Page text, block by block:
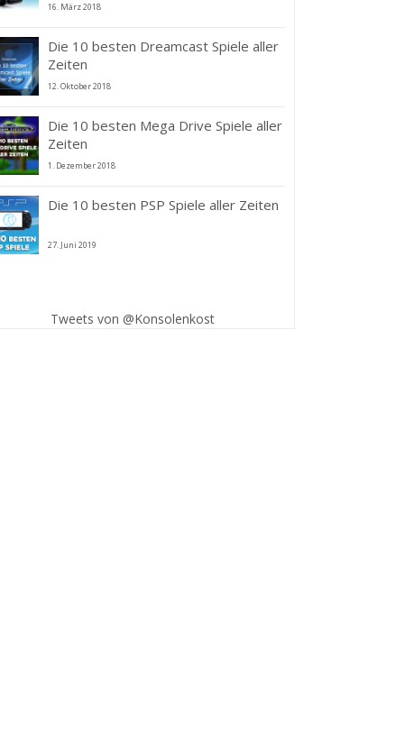
16. März 2018
Die 10 besten Dreamcast Spiele aller
Zeiten
12. Oktober 2018
Die 10 besten Mega Drive Spiele aller
Zeiten
1. Dezember 2018
Die 10 besten PSP Spiele aller Zeiten
27. Juni 2019
Tweets von @Konsolenkost